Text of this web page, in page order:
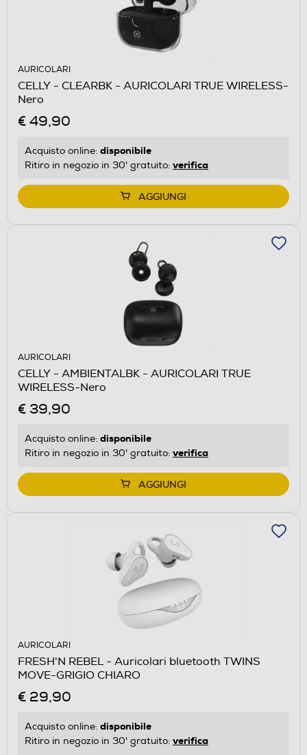
AURICOLARI
CELLY - CLEARBK - AURICOLARI TRUE WIRELESS-
Nero
€ 49,90
Acquisto online: disponibile
Ritiro in negozio in 30' gratuito: verifica
AGGIUNGI
AURICOLARI
CELLY - AMBIENTALBK - AURICOLARI TRUE
WIRELESS-Nero
€ 39,90
Acquisto online: disponibile
Ritiro in negozio in 30' gratuito: verifica
AGGIUNGI
AURICOLARI
FRESH'N REBEL - Auricolari bluetooth TWINS
MOVE-GRIGIO CHIARO
€ 29,90
Acquisto online: disponibile
Ritiro in negozio in 30' gratuito: verifica